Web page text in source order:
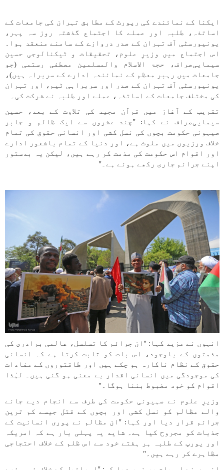
ایکنا کے نمائندے کی رپورٹ کے مطابق تہران کی جامعات کے
اساتذہ، طلبہ اور عملے کا اجتماع گذشتہ روز سہ پہر،
یونیورسٹی آف تہران کے صدر دروازے کے سامنے منعقد ہوا۔
اس اجتماع میں وزیرِ علوم، تحقیقات و ٹیکنالوجی حسین
سیمایی‌صراف، حجۃ الاسلام والمسلمین مصطفی رستمی (جو
جامعات میں رہبر معظم کے نمائندہ ادارے کے سربراہ ہیں)،
یونیورسٹی آف تہران کے صدر اور سربراہی ٹیم، اور تہران
کی مختلف جامعات کے اساتذہ، عملے اور طلبہ نے شرکت کی۔
تقریب کے آغاز میں قرآن مجید کی تلاوت کے بعد، حسین
سیمایی‌صراف نے کہا: "چند عشروں سے ایک ظالم و جابر
صیہونی حکومت بچوں کی نسل کشی اور انسانی حقوق کی تمام
خلاف ورزیوں میں ملوث ہے، اور دنیا کے تمام باشعور ادارے
اور اقوام اس حکومت کی مذمت کر رہے ہیں، لیکن یہ بدستور
اپنے جرائم جاری رکھے ہوئے ہے۔"
انہوں نے مزید کہا: "ان جرائم کا تسلسل، عالمی برادری کی
مذمتوں کے باوجود، اس بات کو ثابت کرتا ہے کہ انسانی
حقوق کے نظام ناکارہ ہو چکے ہیں اور طاقتوروں کے مفادات
کی موجودگی میں انسانی اقدار بے معنی ہو گئی ہیں۔ لہٰذا
اقوام کو خود مضبوط بننا ہوگا۔"
وزیرِ علوم نے صہیونی حکومت کی طرف سے انجام دیے جانے
والے مظالم کو نسل کشی اور بچوں کے قتل جیسے کم ترین
جرائم قرار دیا اور کہا: "ان مظالم نے پوری انسانیت کے
جذبات کو مجروح کیا ہے۔ شاید یہ پہلی بار ہے کہ امریکہ
اور یورپ کے طلبہ ہر ہفتے خود سے اس ظلم کے خلاف احتجاجی
مظاہرے کر رہے ہیں۔"